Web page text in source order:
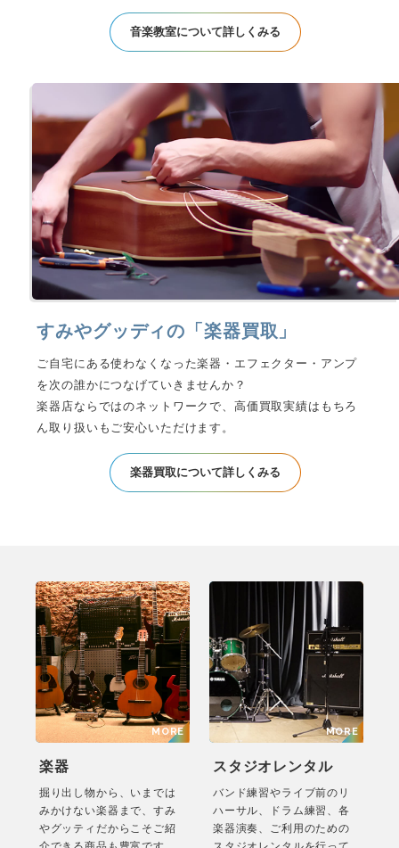
音楽教室について詳しくみる
すみやグッディの「楽器買取」
ご自宅にある使わなくなった楽器・エフェクター・アンプ
を次の誰かにつなげていきませんか？
楽器店ならではのネットワークで、高価買取実績はもちろ
ん取り扱いもご安心いただけます。
楽器買取について詳しくみる
楽器
掘り出し物から、いまでは
みかけない楽器まで、すみ
やグッティだからこそご紹
スタジオレンタル
バンド練習やライブ前のリ
ハーサル、ドラム練習、各
楽器演奏、ご利用のための